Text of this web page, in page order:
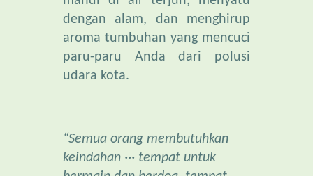
aroma tumbuhan yang mencuci
paru-paru Anda dari polusi
udara kota.
bermain dan berdoa, tempat
alam menghadirkan